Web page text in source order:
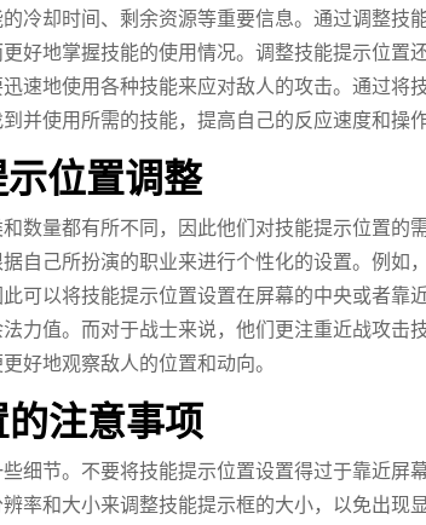
冷却时间、剩余资源等重要信息。通过调整技
好地掌握技能的使用情况。调整技能提示位置
速地使用各种技能来应对敌人的攻击。通过将
并使用所需的技能，提高自己的反应速度和操作
位置调整
数量都有所不同，因此他们对技能提示位置的
自己所扮演的职业来进行个性化的设置。例如
可以将技能提示位置设置在屏幕的中央或者靠
力值。而对于战士来说，他们更注重近战攻击
好地观察敌人的位置和动向。
注意事项
细节。不要将技能提示位置设置得过于靠近屏
率和大小来调整技能提示框的大小，以免出现